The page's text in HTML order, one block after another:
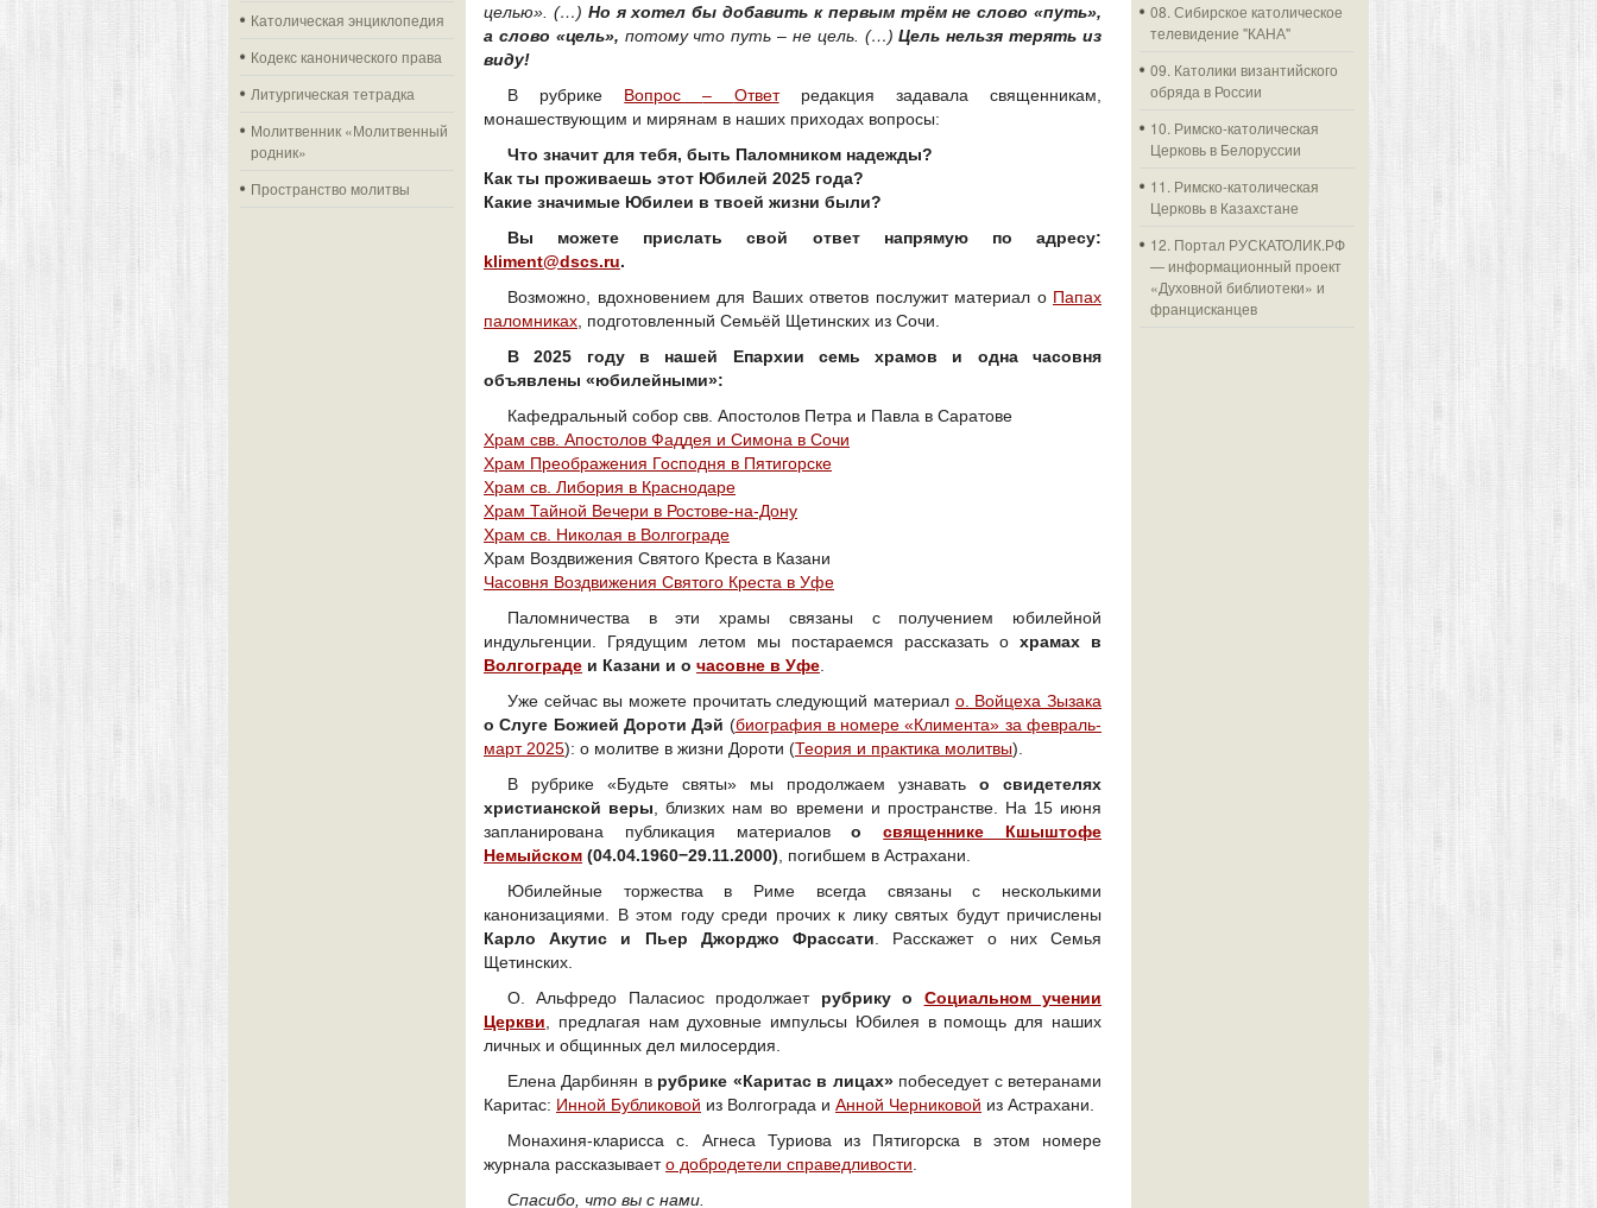
Католическая энциклопедия
Кодекс канонического права
Литургическая тетрадка
Молитвенник «Молитвенный
родник»
Пространство молитвы
целью». (…) Но я хотел бы добавить к первым трём не слово «путь»,
а слово «цель», потому что путь – не цель. (…)Цель нельзя терять из
виду!
В рубрике Вопрос– Ответредакция задавала священникам,
монашествующим и мирянам в наших приходах вопросы:
Что значит для тебя, быть Паломником надежды?
Как ты проживаешь этот Юбилей 2025 года?
Какие значимые Юбилеи в твоей жизни были?
Вы можете прислать свой ответ напрямую по адресу:
kliment@dscs.ru.
Возможно, вдохновением для Ваших ответов послужит материал о Папах
паломниках , подготовленный Семьёй Щетинских из Сочи.
В 2025 году в нашей Епархии семь храмов и одна часовня
объявлены «юбилейными»:
Кафедральный собор свв. Апостолов Петра и Павла в Саратове
Храм свв. Апостолов Фаддея и Симона в Сочи
Храм Преображения Господня в Пятигорске
Храм св. Либория в Краснодаре
Храм Тайной Вечери в Ростове-на-Дону
Храм св. Николая в Волгограде
Храм Воздвижения Святого Креста в Казани
Часовня Воздвижения Святого Креста в Уфе
Паломничества в эти храмы связаны с получением юбилейной
индульгенции. Грядущим летом мы постараемся рассказать о храмах в
Волгограде и Казани и о часовне в Уфе
Уже сейчас вы можете прочитать следующий материал о. Войцеха Зызака
о Слуге Божией Дороти Дэй (биография в номере «Климента» за февраль-
март 2025): о молитве в жизни Дороти (Теория и практика молитвы).
В рубрике «Будьте святы» мы продолжаем узнавать о свидетелях
христианской веры , близких нам во времени и пространстве. На 15 июня
запланирована публикация материаловосвященнике Кшыштофе
Немыйском (04.04.1960−29.11.2000) , погибшем в Астрахани.
Юбилейные торжества в Риме всегда связаны с несколькими
канонизациями. В этом году среди прочих к лику святых будут причислены
Карло Акутис и Пьер Джорджо Фрассати . Расскажет о них Семья
Щетинских.
О. Альфредо Паласиос продолжает рубрику о Социальном учении
Церкви , предлагая нам духовные импульсы Юбилея в помощь для наших
личных и общинных дел милосердия.
Елена Дарбинян в рубрике «Каритас в лицах»побеседует с ветеранами
Каритас: Инной Бубликовой из Волгограда и Анной Черниковой из Астрахани.
Монахиня-кларисса с. Агнеса Туриова из Пятигорска в этом номере
журнала рассказываето добродетели справедливости
Спасибо, что вы с нами.
08. Сибирское католическое
телевидение "КАНА"
09. Католики византийского
обряда в России
10. Римско-католическая
Церковь в Белоруссии
11. Римско-католическая
Церковь в Казахстане
12. Портал РУСКАТОЛИК.РФ
— информационный проект
«Духовной библиотеки» и
францисканцев